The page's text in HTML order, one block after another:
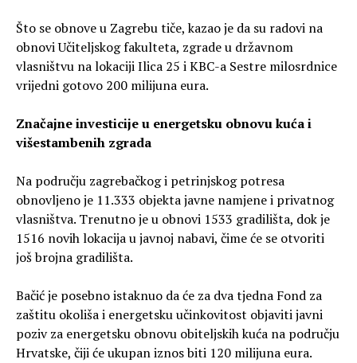
Što se obnove u Zagrebu tiče, kazao je da su radovi na
obnovi Učiteljskog fakulteta, zgrade u državnom
vlasništvu na lokaciji Ilica 25 i KBC-a Sestre milosrdnice
vrijedni gotovo 200 milijuna eura.
Značajne investicije u energetsku obnovu kuća i
višestambenih zgrada
Na području zagrebačkog i petrinjskog potresa
obnovljeno je 11.333 objekta javne namjene i privatnog
vlasništva. Trenutno je u obnovi 1533 gradilišta, dok je
1516 novih lokacija u javnoj nabavi, čime će se otvoriti
još brojna gradilišta.
Bačić je posebno istaknuo da će za dva tjedna Fond za
zaštitu okoliša i energetsku učinkovitost objaviti javni
poziv za energetsku obnovu obiteljskih kuća na području
Hrvatske, čiji će ukupan iznos biti 120 milijuna eura.